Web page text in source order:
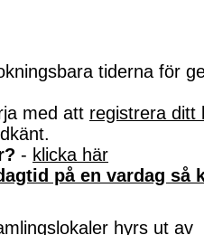
tiderna för
med att registrera ditt
- klicka här
på en vardag så
hyrs ut av